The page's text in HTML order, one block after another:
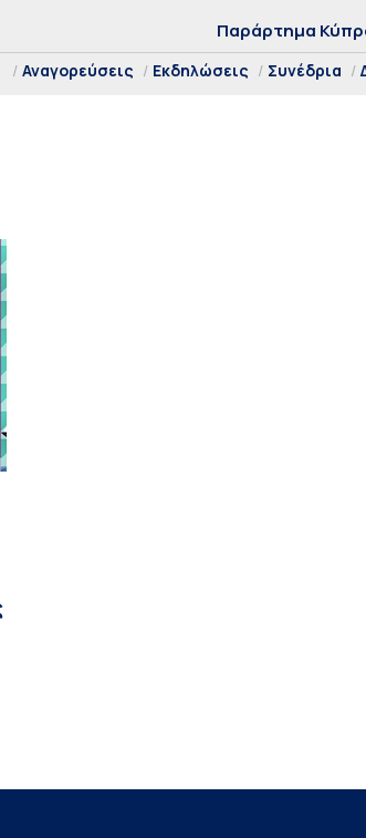
Παράρτημα
Αναγορεύσεις Εκδηλώσεις Συνέδρια